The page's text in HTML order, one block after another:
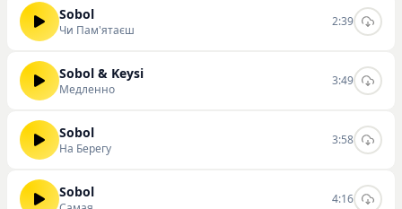
Sobol
Чи Пам'ятаєш
2:39
Sobol & Keysi
Медленно
3:49
Sobol
На Берегу
3:58
Sobol 4:16